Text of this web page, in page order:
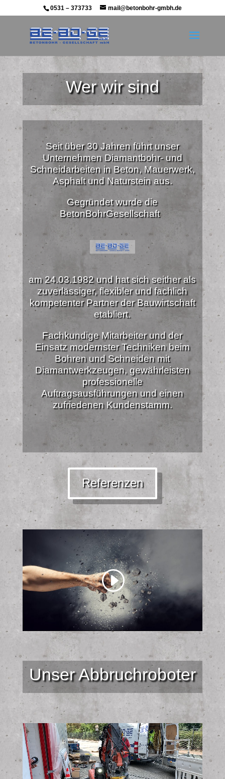
0531 – 373733 mail@betonbohr-gmbh.de
Wer wir sind
Seit über 30 Jahren führt unser
Unternehmen Diamantbohr- und
Schneidarbeiten in Beton, Mauerwerk,
Asphalt und Naturstein aus.
Gegründet wurde die
BetonBohrGesellschaft
am 24.03.1982 und hat sich seither als
zuverlässiger, flexibler und fachlich
kompetenter Partner der Bauwirtschaft
etabliert.
Fachkundige Mitarbeiter und der
Einsatz modernster Techniken beim
Bohren und Schneiden mit
Diamantwerkzeugen, gewährleisten
professionelle
Auftragsausführungen und einen
zufriedenen Kundenstamm.
Referenzen
Unser Abbruchroboter